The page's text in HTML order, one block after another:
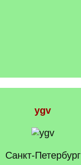
ygv
Санкт-Петербург